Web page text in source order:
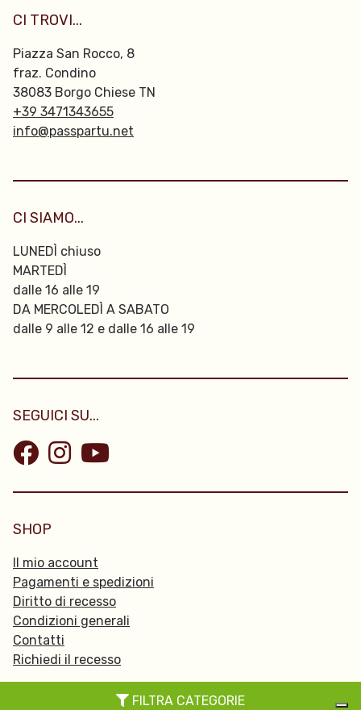
FILTRA CATEGORIE
CI TROVI...
Piazza San Rocco, 8
fraz. Condino
38083 Borgo Chiese TN
+39 3471343655
info@passpartu.net
CI SIAMO...
LUNEDÌ chiuso
MARTEDÌ
dalle 16 alle 19
DA MERCOLEDÌ A SABATO
dalle 9 alle 12 e dalle 16 alle 19
SEGUICI SU...
SHOP
Il mio account
Pagamenti e spedizioni
Diritto di recesso
Condizioni generali
Contatti
Richiedi il recesso